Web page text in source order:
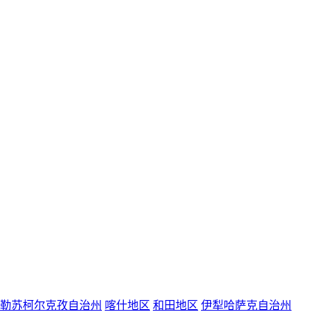
苏柯尔克孜自治州 喀什地区 和田地区 伊犁哈萨克自治州